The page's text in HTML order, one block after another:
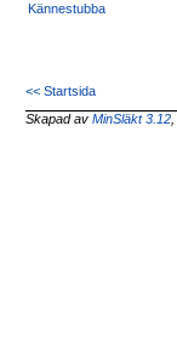
Kännestubba
<< Startsida
Skapad avMinSläkt 3.12